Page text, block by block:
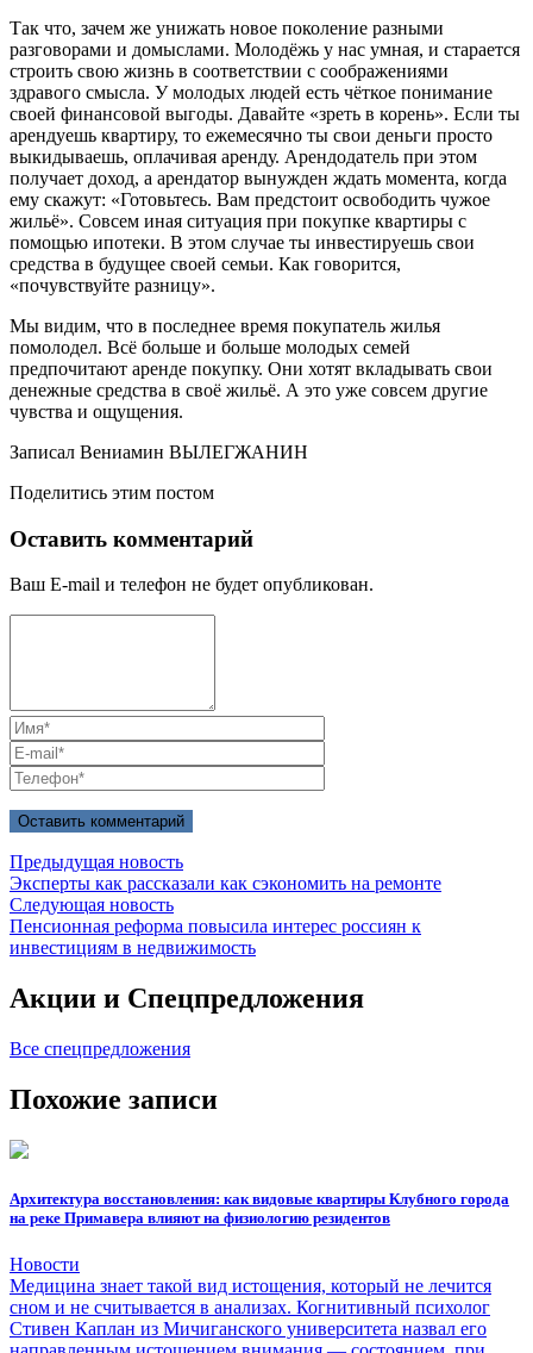
Так что, зачем же унижать новое поколение разными
разговорами и домыслами. Молодёжь у нас умная, и старается
строить свою жизнь в соответствии с соображениями
здравого смысла. У молодых людей есть чёткое понимание
своей финансовой выгоды. Давайте «зреть в корень». Если ты
арендуешь квартиру, то ежемесячно ты свои деньги просто
выкидываешь, оплачивая аренду. Арендодатель при этом
получает доход, а арендатор вынужден ждать момента, когда
ему скажут: «Готовьтесь. Вам предстоит освободить чужое
жильё». Совсем иная ситуация при покупке квартиры с
помощью ипотеки. В этом случае ты инвестируешь свои
средства в будущее своей семьи. Как говорится,
«почувствуйте разницу».
Мы видим, что в последнее время покупатель жилья
помолодел. Всё больше и больше молодых семей
предпочитают аренде покупку. Они хотят вкладывать свои
денежные средства в своё жильё. А это уже совсем другие
чувства и ощущения.
Записал Вениамин ВЫЛЕГЖАНИН
Поделитись этим постом
Оставить комментарий
Ваш E-mail и телефон не будет опубликован.
Предыдущая новость
Эксперты как рассказали как сэкономить на ремонте
Следующая новость
Пенсионная реформа повысила интерес россиян к
инвестициям в недвижимость
Акции и Спецпредложения
Все спецпредложения
Похожие записи
Архитектура восстановления: как видовые квартиры Клубного города
на реке Примавера влияют на физиологию резидентов
Новости
Медицина знает такой вид истощения, который не лечится
сном и не считывается в анализах. Когнитивный психолог
Стивен Каплан из Мичиганского университета назвал его